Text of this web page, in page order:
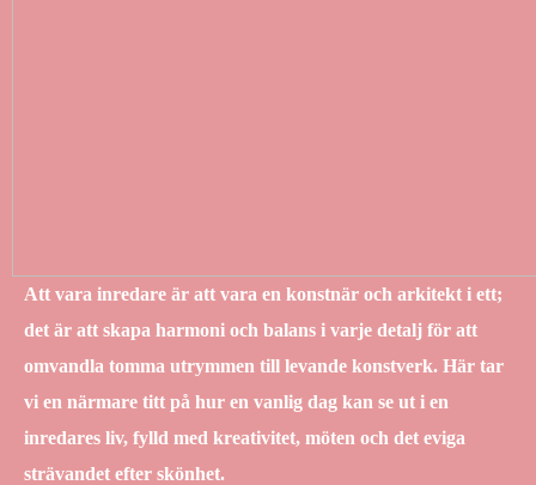
Att vara inredare är att vara en konstnär och arkitekt i ett;
det är att skapa harmoni och balans i varje detalj för att
omvandla tomma utrymmen till levande konstverk. Här tar
vi en närmare titt på hur en vanlig dag kan se ut i en
inredares liv, fylld med kreativitet, möten och det eviga
strävandet efter skönhet.